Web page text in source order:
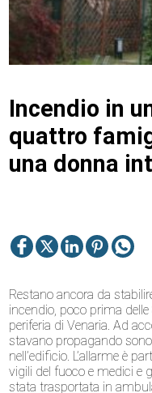
Incendio in
quattro
una donna
Restano ancora da
incendio, poco prima
periferia di Venaria. Ad
stavano propagando
nell’edificio. L’allarme è
vigili del fuoco e medici e
stata trasportata in